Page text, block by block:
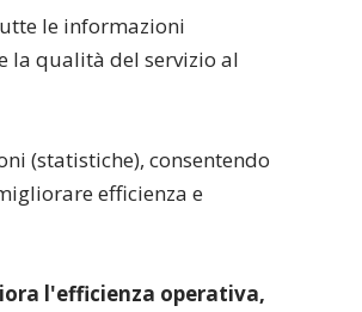
le informazioni
la qualità del servizio al
(statistiche), consentendo
efficienza e
l'efficienza operativa,